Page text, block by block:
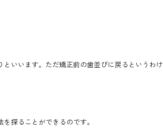
いいます。ただ矯正前の歯並びに戻るというわけ
探ることができるのです。